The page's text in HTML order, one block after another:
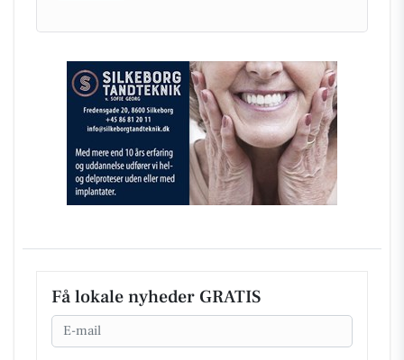
Få lokale nyheder GRATIS
Email